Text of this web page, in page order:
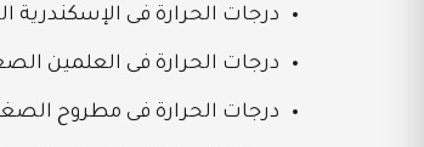
درجات الحرارة فى الإسكندرية الصغرى 17
درجات الحرارة فى العلمين الصغرى 18
درجات الحرارة فى مطروح الصغرى 18